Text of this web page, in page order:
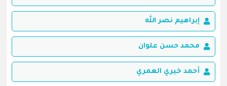
إبراهيم نصر الله
محمد حسن علوان
أحمد خيري العمري